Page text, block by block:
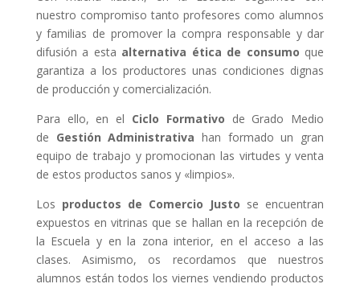
nuestro compromiso tanto profesores como alumnos
y familias de promover la compra responsable y dar
difusión a esta alternativa ética de consumo que
garantiza a los productores unas condiciones dignas
de producción y comercialización.
Para ello, en el Ciclo Formativo de Grado Medio
de Gestión Administrativa han formado un gran
equipo de trabajo y promocionan las virtudes y venta
de estos productos sanos y «limpios».
Los productos de Comercio Justo se encuentran
expuestos en vitrinas que se hallan en la recepción de
la Escuela y en la zona interior, en el acceso a las
clases. Asimismo, os recordamos que nuestros
alumnos están todos los viernes vendiendo productos